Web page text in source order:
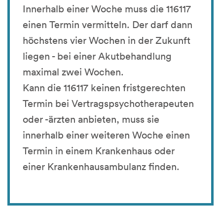
Innerhalb einer Woche muss die 116117
einen Termin vermitteln. Der darf dann
höchstens vier Wochen in der Zukunft
liegen - bei einer Akutbehandlung
maximal zwei Wochen.
Kann die 116117 keinen fristgerechten
Termin bei Vertragspsychotherapeuten
oder -ärzten anbieten, muss sie
innerhalb einer weiteren Woche einen
Termin in einem Krankenhaus oder
einer Krankenhausambulanz finden.